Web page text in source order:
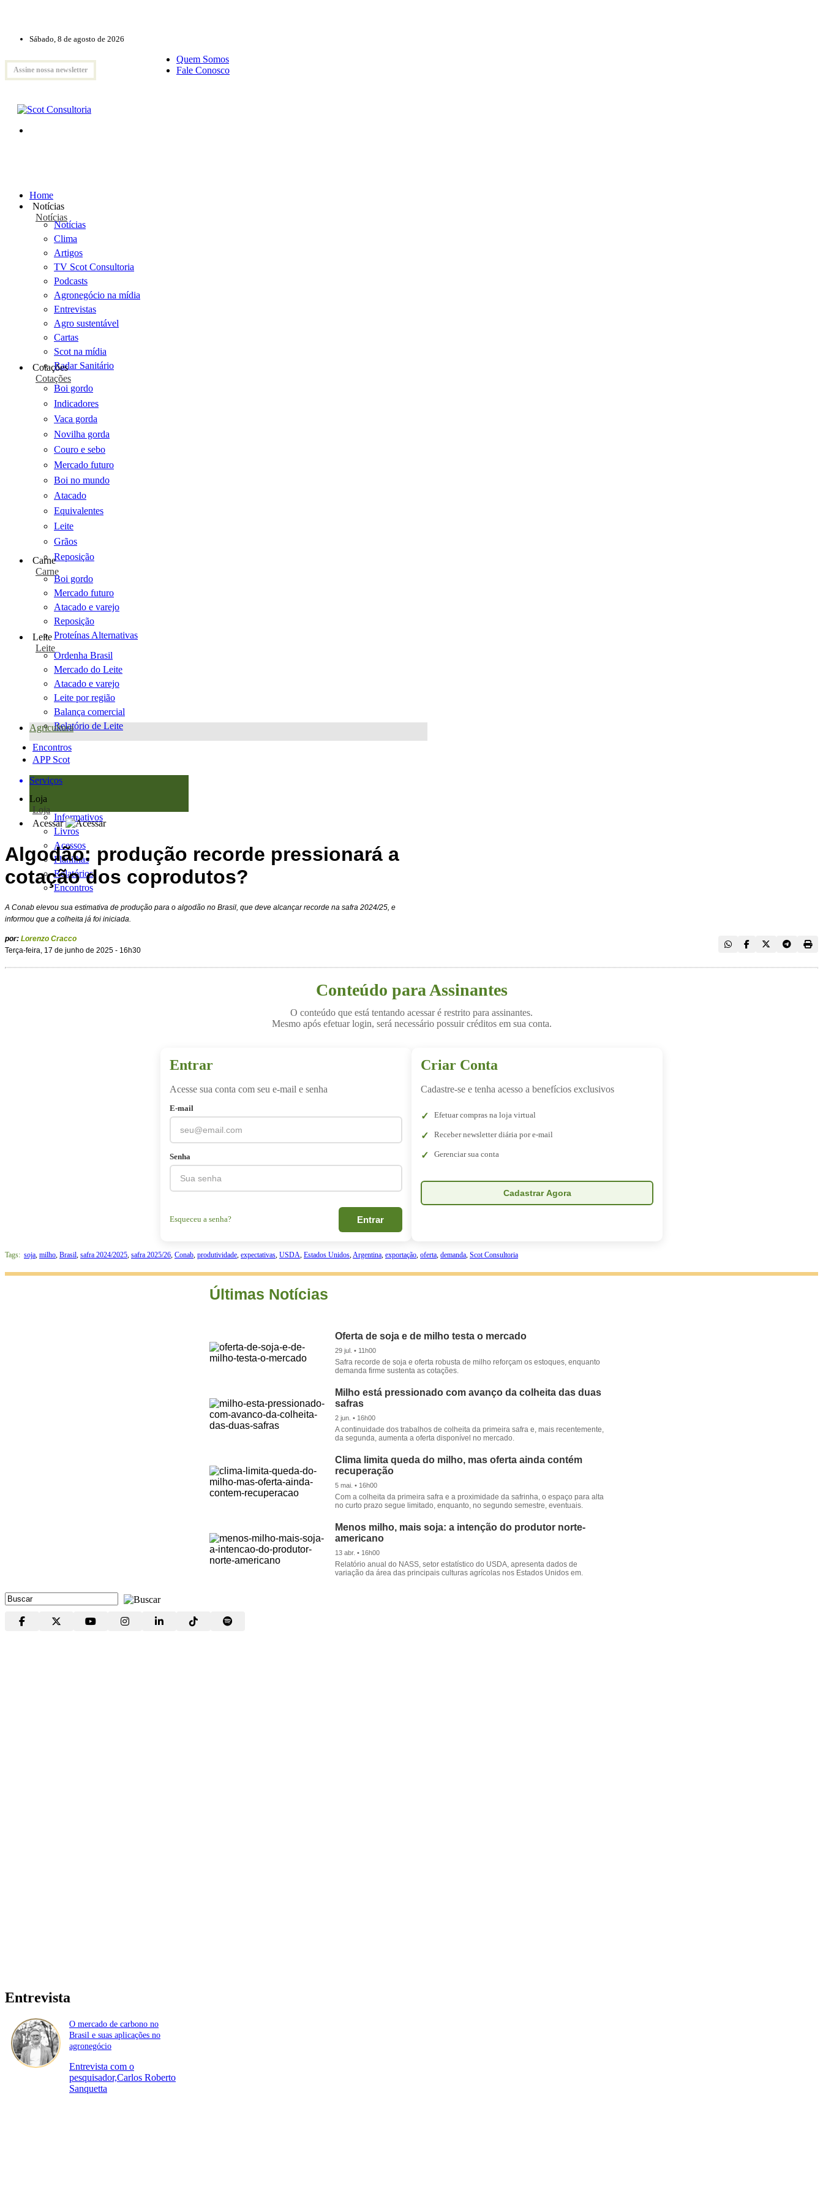
Sábado, 8 de agosto de 2026
Assine nossa newsletter
Quem Somos
Fale Conosco
Home
Notícias
Notícias
Notícias
Clima
Artigos
TV Scot Consultoria
Podcasts
Agronegócio na mídia
Entrevistas
Agro sustentável
Cartas
Scot na mídia
Radar Sanitário
Cotações
Cotações
Boi gordo
Indicadores
Vaca gorda
Novilha gorda
Couro e sebo
Mercado futuro
Boi no mundo
Atacado
Equivalentes
Leite
Grãos
Reposição
Carne
Carne
Boi gordo
Mercado futuro
Atacado e varejo
Reposição
Proteínas Alternativas
Leite
Leite
Ordenha Brasil
Mercado do Leite
Atacado e varejo
Leite por região
Balança comercial
Relatório de Leite
Agricultura
Encontros
APP Scot
Serviços
Loja
Loja
Informativos
Livros
Acessos
Planilhas
Relatórios
Encontros
Acessar
Algodão: produção recorde pressionará a
cotação dos coprodutos?
A Conab elevou sua estimativa de produção para o algodão no Brasil, que deve alcançar recorde na safra 2024/25, e
informou que a colheita já foi iniciada.
por: Lorenzo Cracco
Terça-feira, 17 de junho de 2025 - 16h30
Conteúdo para Assinantes
O conteúdo que está tentando acessar é restrito para assinantes.
Mesmo após efetuar login, será necessário possuir créditos em sua conta.
Entrar
Acesse sua conta com seu e-mail e senha
E-mail
Senha
Esqueceu a senha? Entrar
Criar Conta
Cadastre-se e tenha acesso a benefícios exclusivos
Efetuar compras na loja virtual
Receber newsletter diária por e-mail
Gerenciar sua conta
Cadastrar Agora
Tags: soja, milho, Brasil, safra 2024/2025, safra 2025/26, Conab, produtividade, expectativas, USDA, Estados Unidos,Argentina, exportação, oferta, demanda, Scot Consultoria
Últimas Notícias
Oferta de soja e de milho testa o mercado
29 jul. • 11h00
Safra recorde de soja e oferta robusta de milho reforçam os estoques, enquanto
demanda firme sustenta as cotações.
Milho está pressionado com avanço da colheita das duas
safras
2 jun. • 16h00
A continuidade dos trabalhos de colheita da primeira safra e, mais recentemente,
da segunda, aumenta a oferta disponível no mercado.
Clima limita queda do milho, mas oferta ainda contém
recuperação
5 mai. • 16h00
Com a colheita da primeira safra e a proximidade da safrinha, o espaço para alta
no curto prazo segue limitado, enquanto, no segundo semestre, eventuais.
Menos milho, mais soja: a intenção do produtor norte-
americano
13 abr. • 16h00
Relatório anual do NASS, setor estatístico do USDA, apresenta dados de
variação da área das principais culturas agrícolas nos Estados Unidos em.
Entrevista
O mercado de carbono no
Brasil e suas aplicações no
agronegócio
Entrevista com o
pesquisador,Carlos Roberto
Sanquetta